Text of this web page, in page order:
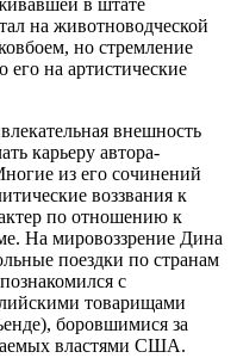
в штате
на животноводческой
но стремление
его на артистические
внешность
карьеру автора-
из его сочинений
воззвания к
по отношению к
На мировоззрение Дина
поездки по странам
с
товарищами
боровшимися за
властями США.